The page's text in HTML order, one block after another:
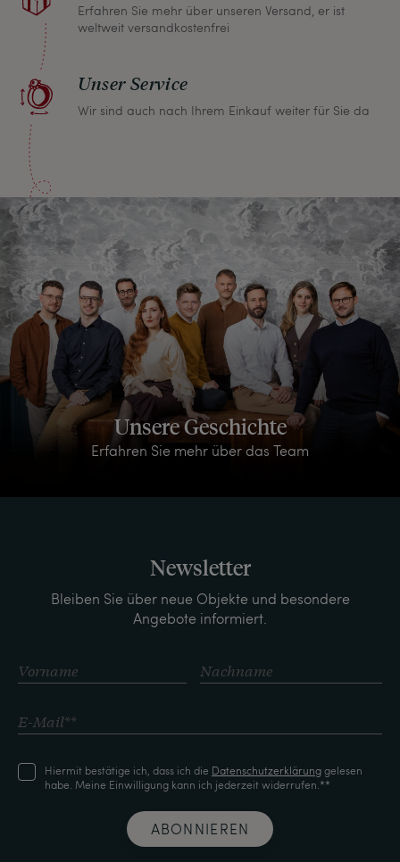
Erfahren Sie mehr über unseren Versand, er ist
weltweit versandkostenfrei
Unser Service
Wir sind auch nach Ihrem Einkauf weiter für Sie da
Unsere Geschichte
Erfahren Sie mehr über das Team
Newsletter
Bleiben Sie über neue Objekte und besondere
Angebote informiert.
Hiermit bestätige ich, dass ich die Daten­schutz­erklärunggelesen
habe. Meine Einwilligung kann ich jederzeit widerrufen.**
ABONNIEREN